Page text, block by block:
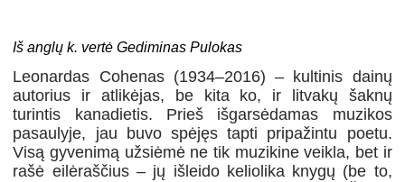
Iš anglų k. vertė Gediminas Pulokas
Leonardas Cohenas (1934–2016) – kultinis dainų
autorius ir atlikėjas, be kita ko, ir litvakų šaknų
turintis kanadietis. Prieš išgarsėdamas muzikos
pasaulyje, jau buvo spėjęs tapti pripažintu poetu.
Visą gyvenimą užsiėmė ne tik muzikine veikla, bet ir
rašė eilėraščius – jų išleido keliolika knygų (be to,